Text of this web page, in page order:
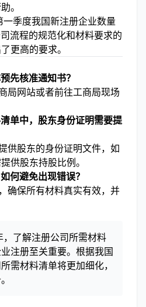
。
季度我国新注册企业数量
流程的规范化和材料要求的
更高的要求。
先核准通知书？
局网站或者前往工商局现场
单中，股东身份证明需要提
供股东的身份证明文件，如
供股东持股比例。
何避免出现错误？
确保所有材料真实有效，并
，了解注册公司所需材料
注册至关重要。根据我国
需材料清单将更加细化，